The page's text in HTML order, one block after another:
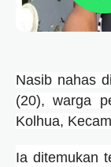
Nasib nahas
(20), warga
Kolhua,
Ia ditemukan